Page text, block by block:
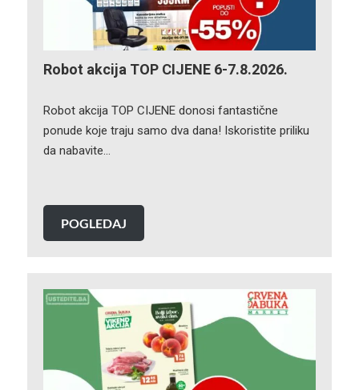
Robot akcija TOP CIJENE 6-7.8.2026.
Robot akcija TOP CIJENE donosi fantastične
ponude koje traju samo dva dana! Iskoristite priliku
da nabavite…
POGLEDAJ